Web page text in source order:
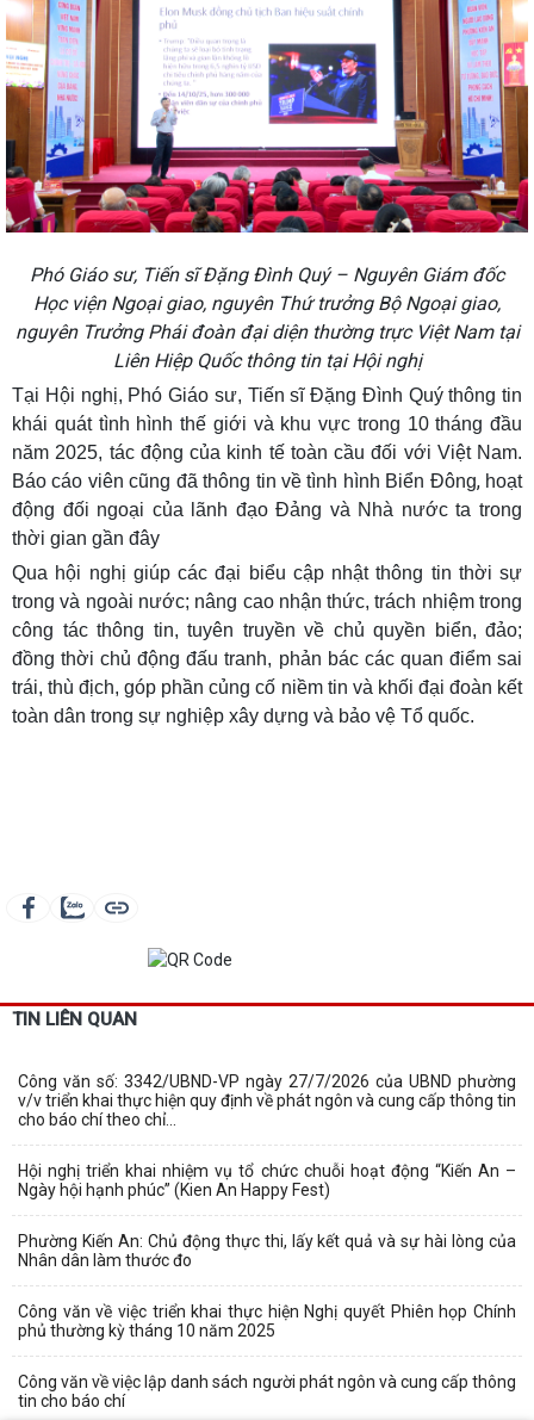
Phó Giáo sư, Tiến sĩ Đặng Đình Quý – Nguyên Giám đốc
Học viện Ngoại giao, nguyên Thứ trưởng Bộ Ngoại giao,
nguyên Trưởng Phái đoàn đại diện thường trực Việt Nam tại
Liên Hiệp Quốc thông tin tại Hội nghị
Tại Hội nghị, Phó Giáo sư, Tiến sĩ Đặng Đình Quý thông tin
khái quát tình hình thế giới và khu vực trong 10 tháng đầu
năm 2025, tác động của kinh tế toàn cầu đối với Việt Nam.
Báo cáo viên cũng đã thông tin về tình hình Biển Đông,hoạt
động đối ngoại của lãnh đạo Đảng và Nhà nước ta trong
thời gian gần đây
Qua hội nghị giúp các đại biểu cập nhật thông tin thời sự
trong và ngoài nước; nâng cao nhận thức, trách nhiệm trong
công tác thông tin, tuyên truyền về chủ quyền biển, đảo;
đồng thời chủ động đấu tranh, phản bác các quan điểm sai
trái, thù địch, góp phần củng cố niềm tin và khối đại đoàn kết
toàn dân trong sự nghiệp xây dựng và bảo vệ Tổ quốc.
TIN LIÊN QUAN
Công văn số: 3342/UBND-VP ngày 27/7/2026 của UBND phường
v/v triển khai thực hiện quy định về phát ngôn và cung cấp thông tin
cho báo chí theo chỉ...
Hội nghị triển khai nhiệm vụ tổ chức chuỗi hoạt động “Kiến An –
Ngày hội hạnh phúc” (Kien An Happy Fest)
Phường Kiến An: Chủ động thực thi, lấy kết quả và sự hài lòng của
Nhân dân làm thước đo
Công văn về việc triển khai thực hiện Nghị quyết Phiên họp Chính
phủ thường kỳ tháng 10 năm 2025
Công văn về việc lập danh sách người phát ngôn và cung cấp thông
tin cho báo chí